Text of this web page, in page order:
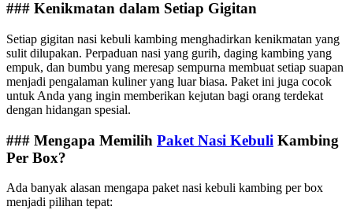
### Kenikmatan dalam Setiap Gigitan
Setiap gigitan nasi kebuli kambing menghadirkan kenikmatan yang
sulit dilupakan. Perpaduan nasi yang gurih, daging kambing yang
empuk, dan bumbu yang meresap sempurna membuat setiap suapan
menjadi pengalaman kuliner yang luar biasa. Paket ini juga cocok
untuk Anda yang ingin memberikan kejutan bagi orang terdekat
dengan hidangan spesial.
### Mengapa Memilih Paket Nasi Kebuli Kambing
Per Box?
Ada banyak alasan mengapa paket nasi kebuli kambing per box
menjadi pilihan tepat: